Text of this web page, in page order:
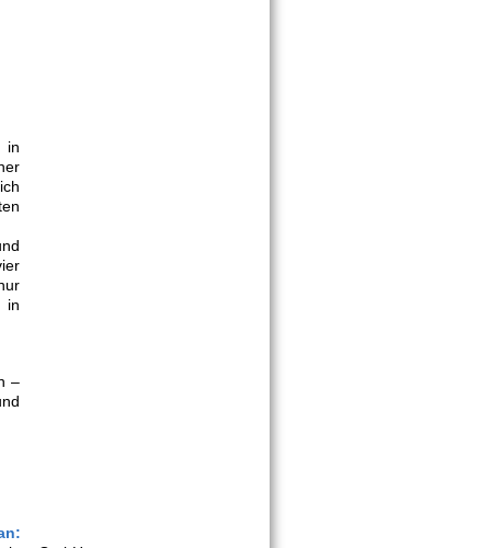
in
in
–